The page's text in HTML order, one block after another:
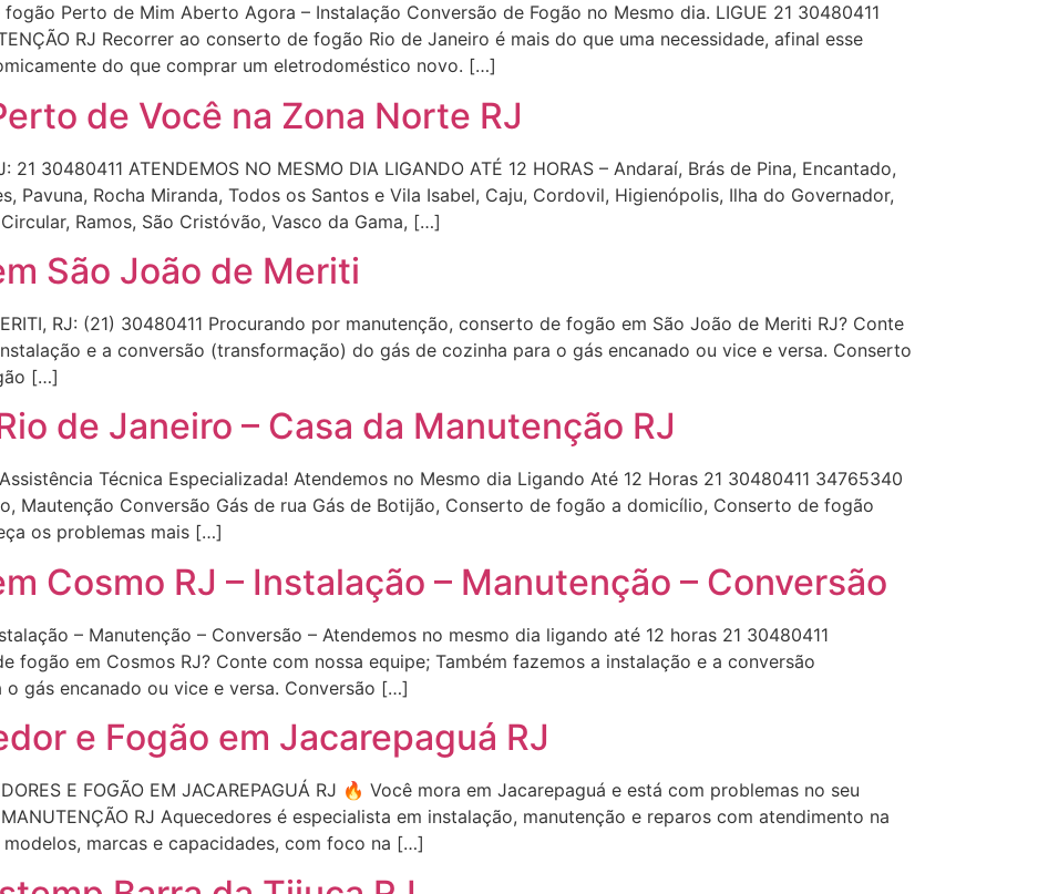
Perto de Mim Aberto Agora – Instalação Conversão de Fogão no Mesmo dia. LIGUE 21 30480411
RJ Recorrer ao conserto de fogão Rio de Janeiro é mais do que uma necessidade, afinal esse
do que comprar um eletrodoméstico novo. […]
de Você na Zona Norte RJ
21 30480411 ATENDEMOS NO MESMO DIA LIGANDO ATÉ 12 HORAS – Andaraí, Brás de Pina, Encantado,
Pavuna, Rocha Miranda, Todos os Santos e Vila Isabel, Caju, Cordovil, Higienópolis, Ilha do Governador,
Ramos, São Cristóvão, Vasco da Gama, […]
São João de Meriti
RJ: (21) 30480411 Procurando por manutenção, conserto de fogão em São João de Meriti RJ? Conte
e a conversão (transformação) do gás de cozinha para o gás encanado ou vice e versa. Conserto
[…]
de Janeiro – Casa da Manutenção RJ
Técnica Especializada! Atendemos no Mesmo dia Ligando Até 12 Horas 21 30480411 34765340
Mautenção Conversão Gás de rua Gás de Botijão, Conserto de fogão a domicílio, Conserto de fogão
os problemas mais […]
Cosmo RJ – Instalação – Manutenção – Conversão
– Manutenção – Conversão – Atendemos no mesmo dia ligando até 12 horas 21 30480411
fogão em Cosmos RJ? Conte com nossa equipe; Também fazemos a instalação e a conversão
gás encanado ou vice e versa. Conversão […]
e Fogão em Jacarepaguá RJ
E FOGÃO EM JACAREPAGUÁ RJ 🔥 Você mora em Jacarepaguá e está com problemas no seu
RJ Aquecedores é especialista em instalação, manutenção e reparos com atendimento na
marcas e capacidades, com foco na […]